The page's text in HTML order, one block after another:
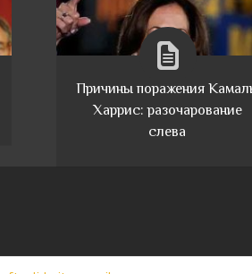
Причины поражения
Харрис: разочарование
слева